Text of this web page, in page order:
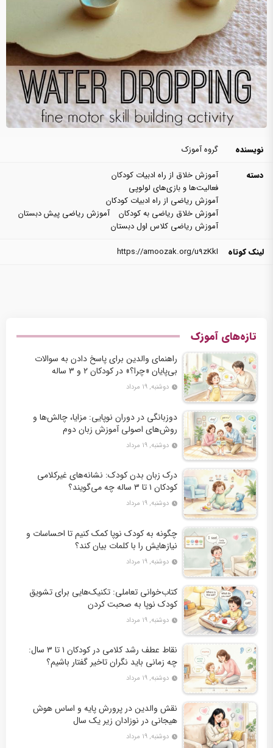
نویسنده
گروه آموزک
دسته
آموزش خلاق از راه ادبیات کودکان
فعالیت‌ها و بازی‌های لولوپی
آموزش ریاضی از راه ادبیات کودکان
آموزش خلاق ریاضی به کودکان
آموزش ریاضی پیش دبستان
آموزش ریاضی کلاس اول دبستان
لینک کوتاه
https://amoozak.org/u9zKkI
تازه‌های آموزک
راهنمای والدین برای پاسخ دادن به سوالات
بی‌پایان «چرا؟» در کودکان ۲ و ۳ ساله
دوشنبه, ۱۹ مرداد
دوزبانگی در دوران نوپایی: مزایا، چالش‌ها و
روش‌های اصولی آموزش زبان دوم
دوشنبه, ۱۹ مرداد
درک زبان بدن کودک: نشانه‌های غیرکلامی
کودکان ۱ تا ۳ ساله چه می‌گویند؟
دوشنبه, ۱۹ مرداد
چگونه به کودک نوپا کمک کنیم تا احساسات و
نیازهایش را با کلمات بیان کند؟
دوشنبه, ۱۹ مرداد
کتاب‌خوانی تعاملی: تکنیک‌هایی برای تشویق
کودک نوپا به صحبت کردن
دوشنبه, ۱۹ مرداد
نقاط عطف رشد کلامی در کودکان ۱ تا ۳ سال:
چه زمانی باید نگران تاخیر گفتار باشیم؟
دوشنبه, ۱۹ مرداد
نقش والدین در پرورش پایه و اساس هوش
هیجانی در نوزادان زیر یک سال
دوشنبه, ۱۹ مرداد